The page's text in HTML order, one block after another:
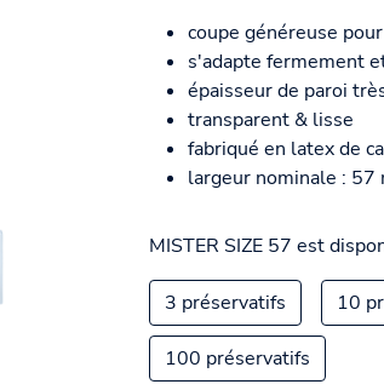
coupe généreuse
s'adapte fermement
épaisseur de paroi
transparent & lisse
fabriqué en latex de
largeur nominale : 57
MISTER SIZE 57 est
3 préservatifs 10
100 préservatifs